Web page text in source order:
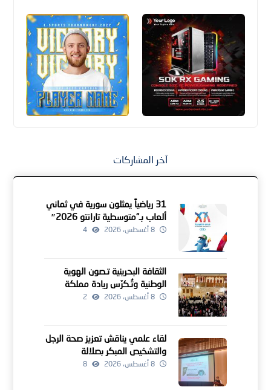
آخر المشاركات
31 رياضياً يمثلون سورية في ثماني
ألعاب بـ”متوسطية تارانتو 2026″
8 أغسطس، 2026 4
الثقافة البحرينية تـصون الهوية
الوطنية وتُـكرّس ريادة مملكة
البحرين كمنارة للإبداع الإنساني
8 أغسطس، 2026 2
لقاء علمي يناقش تعزيز صحة الرجل
والتشخيص المبكر بصلالة
8 أغسطس، 2026 8